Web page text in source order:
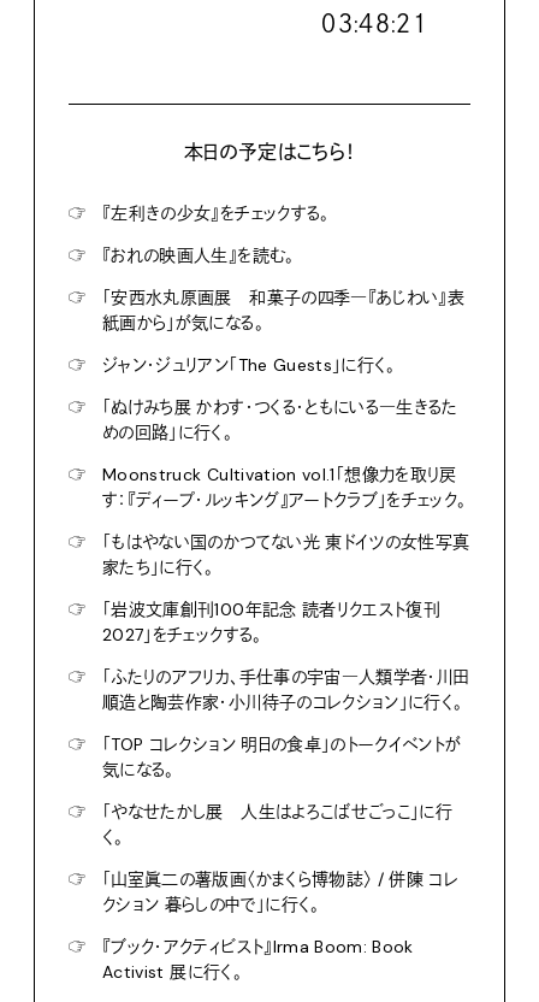
０３:４８:２２
本日の予定はこちら！
☞
『左利きの少女』をチェックする。
☞
『おれの映画人生』を読む。
☞
「安西水丸原画展 和菓子の四季―『あじわい』表
紙画から」が気になる。
☞
ジャン・ジュリアン「The Guests」に行く。
☞
「ぬけみち展 かわす・つくる・ともにいる―生きるた
めの回路」に行く。
☞
Moonstruck Cultivation vol.1「想像力を取り戻
す：『ディープ・ルッキング』アートクラブ」をチェック。
☞
「もはやない国のかつてない光 東ドイツの女性写真
家たち」に行く。
☞
「岩波文庫創刊100年記念 読者リクエスト復刊
2027」をチェックする。
☞
「ふたりのアフリカ、手仕事の宇宙―人類学者・川田
順造と陶芸作家・小川待子のコレクション」に行く。
☞
「TOP コレクション 明日の食卓」のトークイベントが
気になる。
☞
「やなせたかし展 人生はよろこばせごっこ」に行
く。
☞
「山室眞二の薯版画〈かまくら博物誌〉 / 併陳 コレ
クション 暮らしの中で」に行く。
☞
『ブック・アクティビスト』Irma Boom: Book
Activist 展に行く。